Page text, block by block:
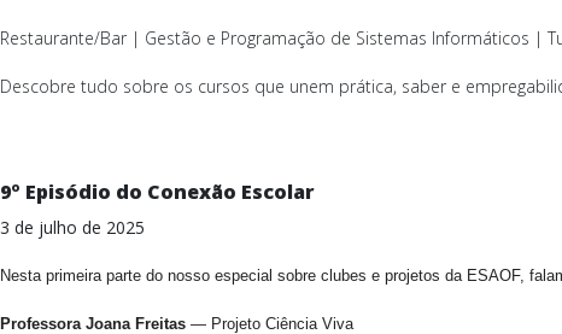
Restaurante/Bar | Gestão e Programação de Sistemas Informáticos |
Descobre tudo sobre os cursos que unem prática, saber e
9º Episódio do Conexão Escolar
3 de julho de 2025
Nesta primeira parte do nosso especial sobre clubes e projetos da ESAOF,
Professora Joana Freitas — Projeto Ciência Viva